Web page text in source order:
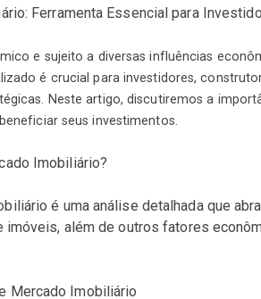
Ferramenta Essencial para
e sujeito a diversas influências
é crucial para investidores,
Neste artigo, discutiremos a
seus investimentos.
Imobiliário?
é uma análise detalhada que
imóveis, além de outros fatores
Mercado Imobiliário